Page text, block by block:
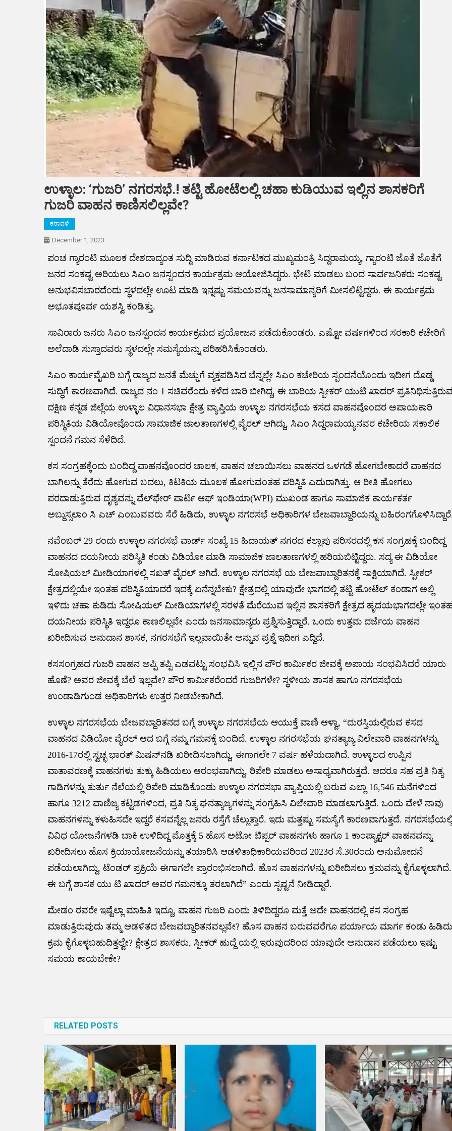
ಉಳ್ಳಾಲ: ‘ಗುಜರಿ’ ನಗರಸಭೆ.! ತಟ್ಟಿ ಹೋಟೆಲಲ್ಲಿ ಚಹಾ ಕುಡಿಯುವ ಇಲ್ಲಿನ ಶಾಸಕರಿಗೆ
ಗುಜರಿ ವಾಹನ ಕಾಣಿಸಲಿಲ್ಲವೇ?
ಕರಾವಳಿ
December 1, 2023
ಪಂಚ ಗ್ಯಾರಂಟಿ ಮೂಲಕ ದೇಶದಾದ್ಯಂತ ಸುದ್ದಿ ಮಾಡಿರುವ ಕರ್ನಾಟಕದ ಮುಖ್ಯಮಂತ್ರಿ ಸಿದ್ದರಾಮಯ್ಯ, ಗ್ಯಾರಂಟಿ ಜೊತೆ ಜೊತೆಗೆ
ಜನರ ಸಂಕಷ್ಟ ಅರಿಯಲು ಸಿಎಂ ಜನಸ್ಪಂದನ ಕಾರ್ಯಕ್ರಮ ಆಯೋಜಿಸಿದ್ದರು. ಭೇಟಿ ಮಾಡಲು ಬಂದ ಸಾರ್ವಜನಿಕರು ಸಂಕಷ್ಟ
ಅನುಭವಿಸಬಾರದೆಂದು ಸ್ಥಳದಲ್ಲೇ ಊಟ ಮಾಡಿ ಇನ್ನಷ್ಟು ಸಮಯವನ್ನು ಜನಸಾಮಾನ್ಯರಿಗೆ ಮೀಸಲಿಟ್ಟಿದ್ದರು. ಈ ಕಾರ್ಯಕ್ರಮ
ಅಭೂತಪೂರ್ವ ಯಶಸ್ವಿ ಕಂಡಿತ್ತು.
ಸಾವಿರಾರು ಜನರು ಸಿಎಂ ಜನಸ್ಪಂದನ ಕಾರ್ಯಕ್ರಮದ ಪ್ರಯೋಜನ ಪಡೆದುಕೊಂಡರು. ಎಷ್ಟೋ ವರ್ಷಗಳಿಂದ ಸರಕಾರಿ ಕಚೇರಿಗೆ
ಅಲೆದಾಡಿ ಸುಸ್ತಾದವರು ಸ್ಥಳದಲ್ಲೇ ಸಮಸ್ಯೆಯನ್ನು ಪರಿಹರಿಸಿಕೊಂಡರು.
ಸಿಎಂ ಕಾರ್ಯವೈಖರಿ ಬಗ್ಗೆ ರಾಜ್ಯದ ಜನತೆ ಮೆಚ್ಚುಗೆ ವ್ಯಕ್ತಪಡಿಸಿದ ಬೆನ್ನಲ್ಲೇ ಸಿಎಂ ಕಚೇರಿಯ ಸ್ಪಂದನೆಯೊಂದು ಇದೀಗ ದೊಡ್ಡ
ಸುದ್ಧಿಗೆ ಕಾರಣವಾಗಿದೆ. ರಾಜ್ಯದ ನಂ 1 ಸಚಿವರೆಂದು ಕಳೆದ ಬಾರಿ ಬೀಗಿದ್ದ, ಈ ಬಾರಿಯ ಸ್ಪೀಕರ್ ಯುಟಿ ಖಾದರ್
ದಕ್ಷಿಣ ಕನ್ನಡ ಜಿಲ್ಲೆಯ ಉಳ್ಳಾಲ ವಿಧಾನಸಭಾ ಕ್ಷೇತ್ರ ವ್ಯಾಪ್ತಿಯ ಉಳ್ಳಾಲ ನಗರಸಭೆಯ ಕಸದ ವಾಹನವೊಂದರ ಅಪಾಯಕಾರಿ
ಪರಿಸ್ಥಿತಿಯ ವಿಡಿಯೋವೊಂದು ಸಾಮಾಜಿಕ ಜಾಲತಾಣಗಳಲ್ಲಿ ವೈರಲ್ ಆಗಿದ್ದು, ಸಿಎಂ ಸಿದ್ದರಾಮಯ್ಯನವರ ಕಚೇರಿಯ ಸಕಾಲಿಕ
ಸ್ಪಂದನೆ ಗಮನ ಸೆಳೆದಿದೆ.
ಕಸ ಸಂಗ್ರಹಕ್ಕೆಂದು ಬಂದಿದ್ದ ವಾಹನವೊಂದರ ಚಾಲಕ, ವಾಹನ ಚಲಾಯಿಸಲು ವಾಹನದ ಒಳಗಡೆ ಹೋಗಬೇಕಾದರೆ ವಾಹನದ
ಬಾಗಿಲನ್ನು ತೆರೆದು ಹೋಗುವ ಬದಲು, ಕಿಟಕಿಯ ಮೂಲಕ ಹೋಗುವಂತಹ ಪರಿಸ್ಥಿತಿ ಎದುರಾಗಿತ್ತು. ಆ ರೀತಿ ಹೋಗಲು
ಪರದಾಡುತ್ತಿರುವ ದೃಶ್ಯವನ್ನು ವೆಲ್‌ಫೇರ್ ಪಾರ್ಟಿ ಆಫ್ ಇಂಡಿಯಾ(WPI) ಮುಖಂಡ ಹಾಗೂ ಸಾಮಾಜಿಕ ಕಾರ್ಯಕರ್ತ
ಅಬ್ದುಸ್ಸಲಾಂ ಸಿ ಎಚ್ ಎಂಬುವವರು ಸೆರೆ ಹಿಡಿದು, ಉಳ್ಳಾಲ ನಗರಸಭೆ ಅಧಿಕಾರಿಗಳ ಬೇಜವಾಬ್ದಾರಿಯನ್ನು
ನವೆಂಬರ್ 29 ರಂದು ಉಳ್ಳಾಲ ನಗರಸಭೆ ವಾರ್ಡ್ ಸಂಖ್ಯೆ 15 ಹಿದಾಯತ್ ನಗರದ ಕಲ್ಲಾಪು ಪರಿಸರದಲ್ಲಿ ಕಸ ಸಂಗ್ರಹಕ್ಕೆ ಬಂದಿದ್ದ
ವಾಹನದ ದಯನೀಯ ಪರಿಸ್ಥಿತಿ ಕಂಡು ವಿಡಿಯೋ ಮಾಡಿ ಸಾಮಾಜಿಕ ಜಾಲತಾಣಗಳಲ್ಲಿ ಹರಿಯಬಿಟ್ಟಿದ್ದರು. ಸದ್ಯ ಈ ವಿಡಿಯೋ
ಸೋಷಿಯಲ್ ಮೀಡಿಯಾಗಳಲ್ಲಿ ಸಖತ್ ವೈರಲ್ ಆಗಿದೆ. ಉಳ್ಳಾಲ ನಗರಸಭೆ ಯ ಬೇಜವಾಬ್ದಾರಿತನಕ್ಕೆ ಸಾಕ್ಷಿಯಾಗಿದೆ. ಸ್ಪೀಕರ್
ಕ್ಷೇತ್ರದಲ್ಲಿಯೇ ಇಂತಹ ಪರಿಸ್ಥಿತಿಯಾದರೆ ಇದಕ್ಕೆ ಏನೆನ್ನಬೇಕು? ಕ್ಷೇತ್ರದಲ್ಲಿ ಯಾವುದೇ ಭಾಗದಲ್ಲಿ ತಟ್ಟಿ ಹೋಟೆಲ್ ಕಂಡಾಗ ಅಲ್ಲಿ
ಇಳಿದು ಚಹಾ ಕುಡಿದು ಸೋಷಿಯಲ್ ಮೀಡಿಯಾಗಳಲ್ಲಿ ಸರಳತೆ ಮೆರೆಯುವ ಇಲ್ಲಿನ ಶಾಸಕರಿಗೆ ಕ್ಷೇತ್ರದ ಹೃದಯಭಾಗದಲ್ಲೇ
ದಯನೀಯ ಪರಿಸ್ಥಿತಿ ಇದ್ದರೂ ಕಾಣಲಿಲ್ಲವೇ ಎಂದು ಜನಸಾಮಾನ್ಯರು ಪ್ರಶ್ನಿಸುತ್ತಿದ್ದಾರೆ. ಒಂದು ಉತ್ತಮ ದರ್ಜೆಯ ವಾಹನ
ಖರೀದಿಸುವ ಅನುದಾನ ಶಾಸಕ, ನಗರಸಭೆಗೆ ಇಲ್ಲವಾಯಿತೇ ಅನ್ನುವ ಪ್ರಶ್ನೆ ಇದೀಗ ಎದ್ದಿದೆ.
ಕಸಸಂಗ್ರಹದ ಗುಜರಿ ವಾಹನ ಅಪ್ಪಿ ತಪ್ಪಿ ಎಡವಟ್ಟು ಸಂಭವಿಸಿ ಇಲ್ಲಿನ ಪೌರ ಕಾರ್ಮಿಕರ ಜೀವಕ್ಕೆ ಅಪಾಯ ಸಂಭವಿಸಿದರೆ ಯಾರು
ಹೊಣೆ? ಅವರ ಜೀವಕ್ಕೆ ಬೆಲೆ ಇಲ್ಲವೇ? ಪೌರ ಕಾರ್ಮಿಕರೆಂದರೆ ಗುಜರಿಗಳೇ? ಸ್ಥಳೀಯ ಶಾಸಕ ಹಾಗೂ ನಗರಸಭೆಯ
ಉಂಡಾಡಿಗುಂಡ ಅಧಿಕಾರಿಗಳು ಉತ್ತರ ನೀಡಬೇಕಾಗಿದೆ.
ಉಳ್ಳಾಲ ನಗರಸಭೆಯ ಬೇಜವಬ್ದಾರಿತನದ ಬಗ್ಗೆ ಉಳ್ಳಾಲ ನಗರಸಭೆಯ ಆಯುಕ್ತೆ ವಾಣಿ ಆಳ್ವಾ, “ದುರಸ್ತಿಯಲ್ಲಿರುವ ಕಸದ
ವಾಹನದ ವಿಡಿಯೋ ವೈರಲ್ ಆದ ಬಗ್ಗೆ ನಮ್ಮ ಗಮನಕ್ಕೆ ಬಂದಿದೆ. ಉಳ್ಳಾಲ ನಗರಸಭೆಯ ಘನತ್ಯಾಜ್ಯ ವಿಲೇವಾರಿ ವಾಹನಗಳನ್ನು
2016-17ರಲ್ಲಿ ಸ್ವಚ್ಛ ಭಾರತ್ ಮಿಷನ್‌ನಡಿ ಖರೀದಿಸಲಾಗಿದ್ದು, ಈಗಾಗಲೇ 7 ವರ್ಷ ಹಳೆಯದಾಗಿದೆ. ಉಳ್ಳಾಲದ ಉಪ್ಪಿನ
ವಾತಾವರಣಕ್ಕೆ ವಾಹನಗಳು ತುಕ್ಕು ಹಿಡಿಯಲು ಆರಂಭವಾಗಿದ್ದು, ರಿಪೇರಿ ಮಾಡಲು ಅಸಾಧ್ಯವಾಗಿರುತ್ತದೆ. ಆದರೂ ಸಹ ಪ್ರತಿ ನಿತ್ಯ
ಗಾಡಿಗಳನ್ನು ತುರ್ತು ನೆಲೆಯಲ್ಲಿ ರಿಪೇರಿ ಮಾಡಿಕೊಂಡು ಉಳ್ಳಾಲ ನಗರಸಭಾ ವ್ಯಾಪ್ತಿಯಲ್ಲಿ ಬರುವ ಎಲ್ಲಾ 16,546 ಮನೆಗಳಿಂದ
ಹಾಗೂ 3212 ವಾಣಿಜ್ಯ ಕಟ್ಟಡಗಳಿಂದ, ಪ್ರತಿ ನಿತ್ಯ ಘನತ್ಯಾಜ್ಯಗಳನ್ನು ಸಂಗ್ರಹಿಸಿ ವಿಲೇವಾರಿ ಮಾಡಲಾಗುತ್ತಿದೆ. ಒಂದು ವೇಳೆ ನಾವು
ವಾಹನಗಳನ್ನು ಕಳುಹಿಸದೇ ಇದ್ದರೆ ಕಸವನ್ನೆಲ್ಲ ಜನರು ರಸ್ತೆಗೆ ಚೆಲ್ಲುತ್ತಾರೆ. ಇದು ಮತ್ತಷ್ಟು ಸಮಸ್ಯೆಗೆ ಕಾರಣವಾಗುತ್ತದೆ.
ವಿವಿಧ ಯೋಜನೆಗಳಡಿ ಬಾಕಿ ಉಳಿದಿದ್ದ ಮೊತ್ತಕ್ಕೆ 5 ಹೊಸ ಅಟೋ ಟಿಪ್ಪರ್ ವಾಹನಗಳು ಹಾಗೂ 1 ಕಾಂಪ್ಯಾಕ್ಟರ್ ವಾಹನವನ್ನು
ಖರೀದಿಸಲು ಹೊಸ ಕ್ರಿಯಾಯೋಜನೆಯನ್ನು ತಯಾರಿಸಿ ಆಡಳಿತಾಧಿಕಾರಿಯವರಿಂದ 2023ರ ಸೆ.30ರಂದು ಅನುಮೋದನೆ
ಪಡೆಯಲಾಗಿದ್ದು, ಟೆಂಡರ್ ಪ್ರಕ್ರಿಯೆ ಈಗಾಗಲೇ ಪ್ರಾರಂಭಿಸಲಾಗಿದೆ. ಹೊಸ ವಾಹನಗಳನ್ನು ಖರೀದಿಸಲು ಕ್ರಮವನ್ನು ಕೈಗೊಳ್ಳಲಾಗಿದೆ.
ಈ ಬಗ್ಗೆ ಶಾಸಕ ಯು ಟಿ ಖಾದರ್ ಅವರ ಗಮನಕ್ಕೂ ತರಲಾಗಿದೆ” ಎಂದು ಸ್ಪಷ್ಟನೆ ನೀಡಿದ್ದಾರೆ.
ಮೇಡಂ ರವರೇ ಇಷ್ಟೆಲ್ಲಾ ಮಾಹಿತಿ ಇದ್ದೂ, ವಾಹನ ಗುಜರಿ ಎಂದು ತಿಳಿದಿದ್ದರೂ ಮತ್ತೆ ಅದೇ ವಾಹನದಲ್ಲಿ ಕಸ ಸಂಗ್ರಹ
ಮಾಡುತ್ತಿರುವುದು ತಮ್ಮ ಆಡಳಿತದ ಬೇಜವಬ್ದಾರಿತನವಲ್ಲವೇ? ಹೊಸ ವಾಹನ ಬರುವವರೆಗೂ ಪರ್ಯಾಯ ಮಾರ್ಗ ಕಂಡು ಹಿಡಿದು
ಕ್ರಮ ಕೈಗೊಳ್ಳಬಹುದಿತ್ತಲ್ವೇ? ಕ್ಷೇತ್ರದ ಶಾಸಕರು, ಸ್ಪೀಕರ್ ಹುದ್ದೆ ಯಲ್ಲಿ ಇರುವುದರಿಂದ ಯಾವುದೇ ಅನುದಾನ ಪಡೆಯಲು ಇಷ್ಟು
ಸಮಯ ಕಾಯಬೇಕೇ?
RELATED POSTS